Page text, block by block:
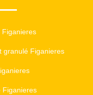
Figanieres
granulé Figanieres
Figanieres